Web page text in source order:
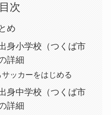
目次
め
身小学校（つくば市
詳細
ッカーをはじめる
身中学校（つくば市
詳細